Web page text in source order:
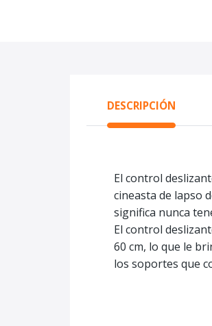
DESCRIPCIÓN
El control
cineasta de lapso
significa nunca
El control
60 cm, lo que le
los soportes que